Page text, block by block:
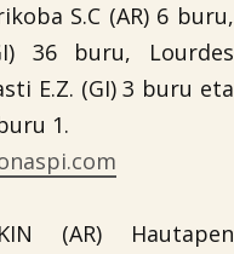
S.C (AR) 6 buru,
36 buru, Lourdes
E.Z. (GI) 3 buru eta
1.
(AR) Hautapen